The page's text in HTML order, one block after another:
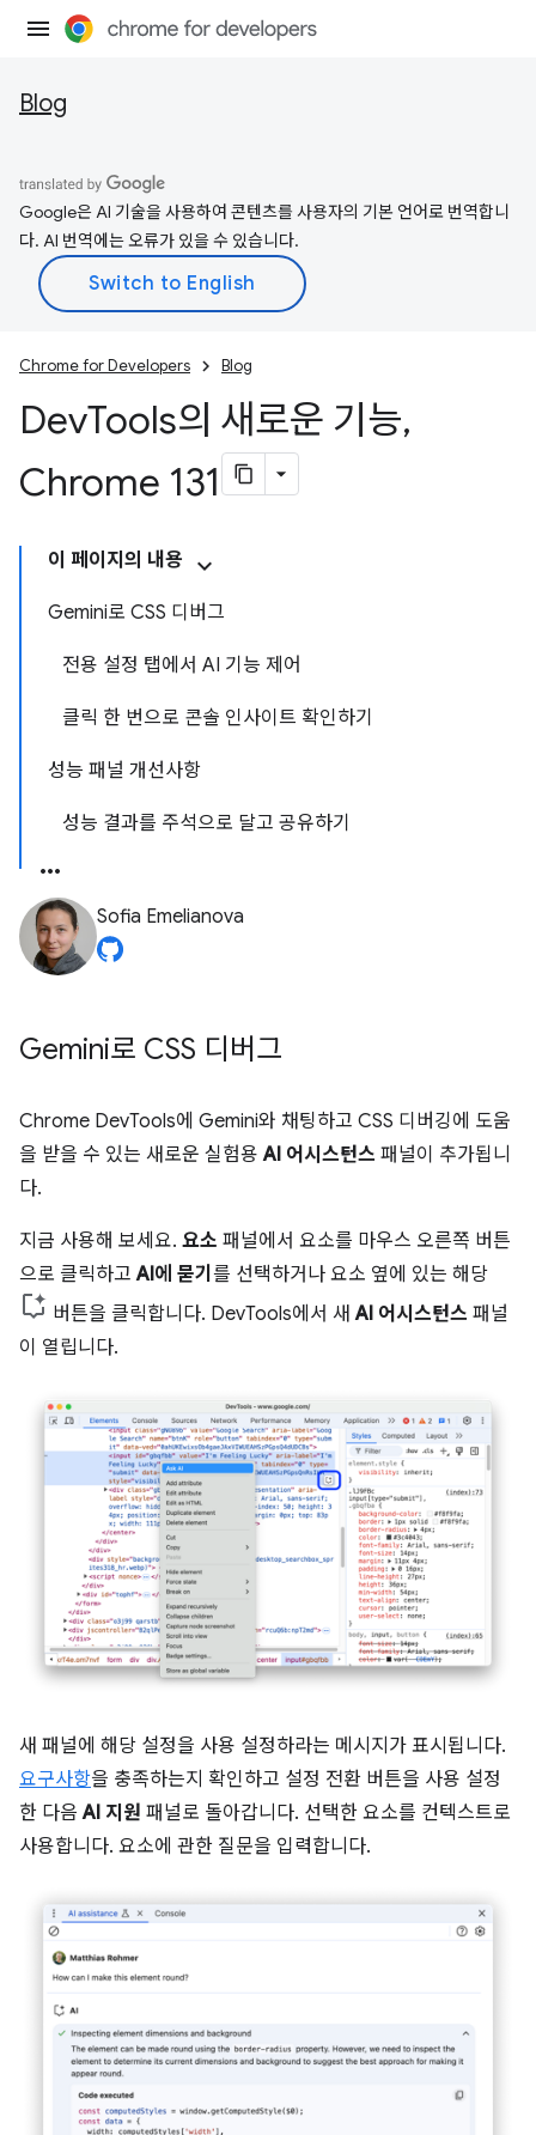
Blog
Google은 AI 기술을 사용하여 콘텐츠를 사용자의 기본 언어로 번역합니
다. AI 번역에는 오류가 있을 수 있습니다.
Chrome for Developers Blog
DevTools의 새로운 기능,
Chrome 131
이 페이지의 내용
Gemini로 CSS 디버그
전용 설정 탭에서 AI 기능 제어
클릭 한 번으로 콘솔 인사이트 확인하기
성능 패널 개선사항
성능 결과를 주석으로 달고 공유하기
Sofia Emelianova
Gemini로 CSS 디버그
Chrome DevTools에 Gemini와 채팅하고 CSS 디버깅에 도움
을 받을 수 있는 새로운 실험용AI 어시스턴스 패널이 추가됩니
다.
지금 사용해 보세요. 요소 패널에서 요소를 마우스 오른쪽 버튼
으로 클릭하고AI에 묻기 를 선택하거나 요소 옆에 있는 해당
버튼을 클릭합니다. DevTools에서 새AI 어시스턴스 패널
이 열립니다.
새 패널에 해당 설정을 사용 설정하라는 메시지가 표시됩니다.
요구사항을 충족하는지 확인하고 설정 전환 버튼을 사용 설정
한 다음AI 지원 패널로 돌아갑니다. 선택한 요소를 컨텍스트로
사용합니다. 요소에 관한 질문을 입력합니다.